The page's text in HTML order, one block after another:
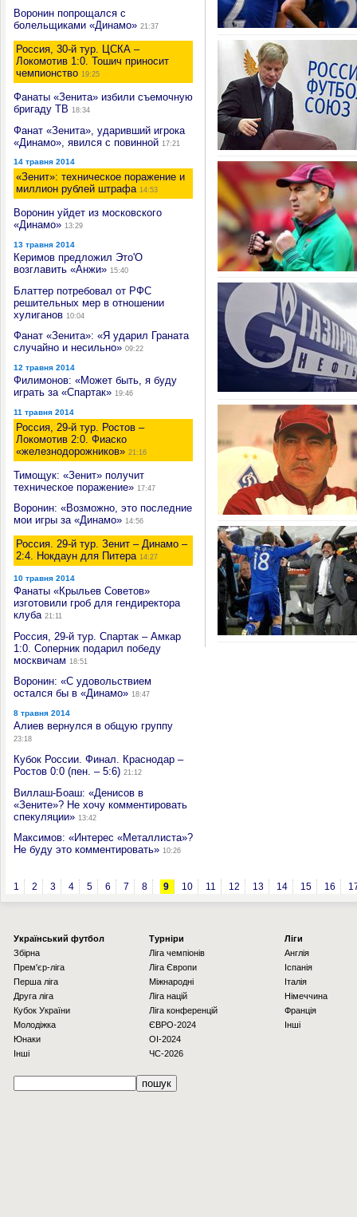
Воронин попрощался с
болельщиками «Динамо» 21:37
Россия, 30-й тур. ЦСКА –
Локомотив 1:0. Тошич приносит
чемпионство 19:25
Фанаты «Зенита» избили съемочную
бригаду ТВ 18:34
Фанат «Зенита», ударивший игрока
«Динамо», явился с повинной 17:21
14 травня 2014
«Зенит»: техническое поражение и
миллион рублей штрафа 14:53
Воронин уйдет из московского
«Динамо» 13:29
13 травня 2014
Керимов предложил Это'О
возглавить «Анжи» 15:40
Блаттер потребовал от РФС
решительных мер в отношении
хулиганов 10:04
Фанат «Зенита»: «Я ударил Граната
случайно и несильно» 09:22
12 травня 2014
Филимонов: «Может быть, я буду
играть за «Спартак» 19:46
11 травня 2014
Россия, 29-й тур. Ростов –
Локомотив 2:0. Фиаско
«железнодорожников» 21:16
Тимощук: «Зенит» получит
техническое поражение» 17:47
Воронин: «Возможно, это последние
мои игры за «Динамо» 14:56
Россия. 29-й тур. Зенит – Динамо –
2:4. Нокдаун для Питера 14:27
10 травня 2014
Фанаты «Крыльев Советов»
изготовили гроб для гендиректора
клуба 21:11
Россия, 29-й тур. Спартак – Амкар
1:0. Соперник подарил победу
москвичам 18:51
Воронин: «С удовольствием
остался бы в «Динамо» 18:47
8 травня 2014
Алиев вернулся в общую группу
23:18
Кубок России. Финал. Краснодар –
Ростов 0:0 (пен. – 5:6) 21:12
Виллаш-Боаш: «Денисов в
«Зените»? Не хочу комментировать
спекуляции» 13:42
Максимов: «Интерес «Металлиста»?
Не буду это комментировать» 10:26
1 2 3 4 5 6 7 8 9 10 11 12 13 14 15 16
Українcький футбол
Збірна
Прем'єр-ліга
Перша ліга
Друга ліга
Кубок України
Молодіжка
Юнаки
Інші
Турніри
Ліга чемпіонів
Ліга Європи
Міжнародні
Ліга націй
Ліга конференцій
ЄВРО-2024
OI-2024
ЧС-2026
Ліги
Англія
Іспанія
Італія
Німеччина
Франція
Інші